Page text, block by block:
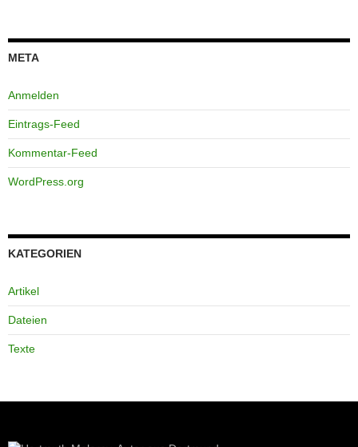
META
Anmelden
Eintrags-Feed
Kommentar-Feed
WordPress.org
KATEGORIEN
Artikel
Dateien
Texte